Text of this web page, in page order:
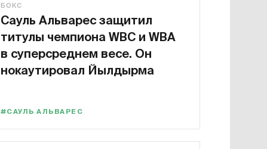
БОКС
Сауль Альварес защитил
титулы чемпиона WBC и WBA
в суперсреднем весе. Он
нокаутировал Йылдырма
#САУЛЬ АЛЬВАРЕС